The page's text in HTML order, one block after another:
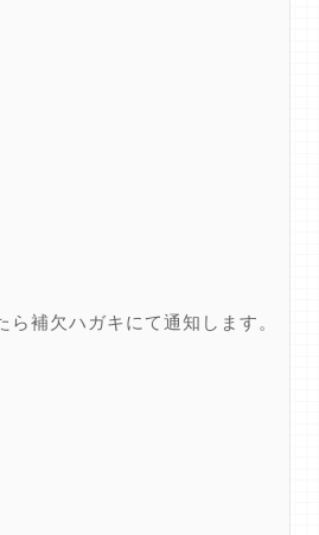
補欠ハガキにて通知します。